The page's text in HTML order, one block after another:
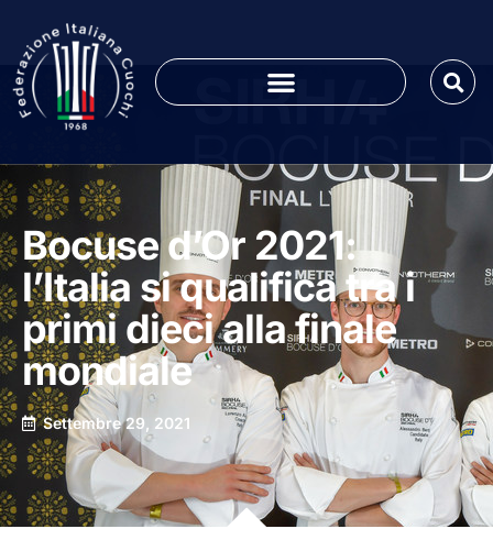
Bocuse d’Or 2021:
l’Italia si qualifica tra i
primi dieci alla finale
mondiale
Settembre 29, 2021